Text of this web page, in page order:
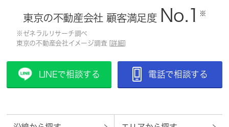
東京の不動産会社 顧客満足度 No.1 ※
※ゼネラルリサーチ調べ
東京の不動産会社イメージ調査 [ 詳細
LINEで相談する 電話で相談する